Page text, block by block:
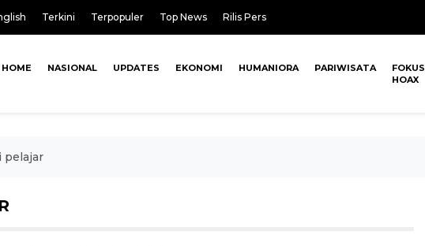
Terkini Terpopuler Top News Rilis Pers
HOME NASIONAL UPDATES EKONOMI HUMANIORA PARIWISATA
FOKUS
HOAX
pelajar